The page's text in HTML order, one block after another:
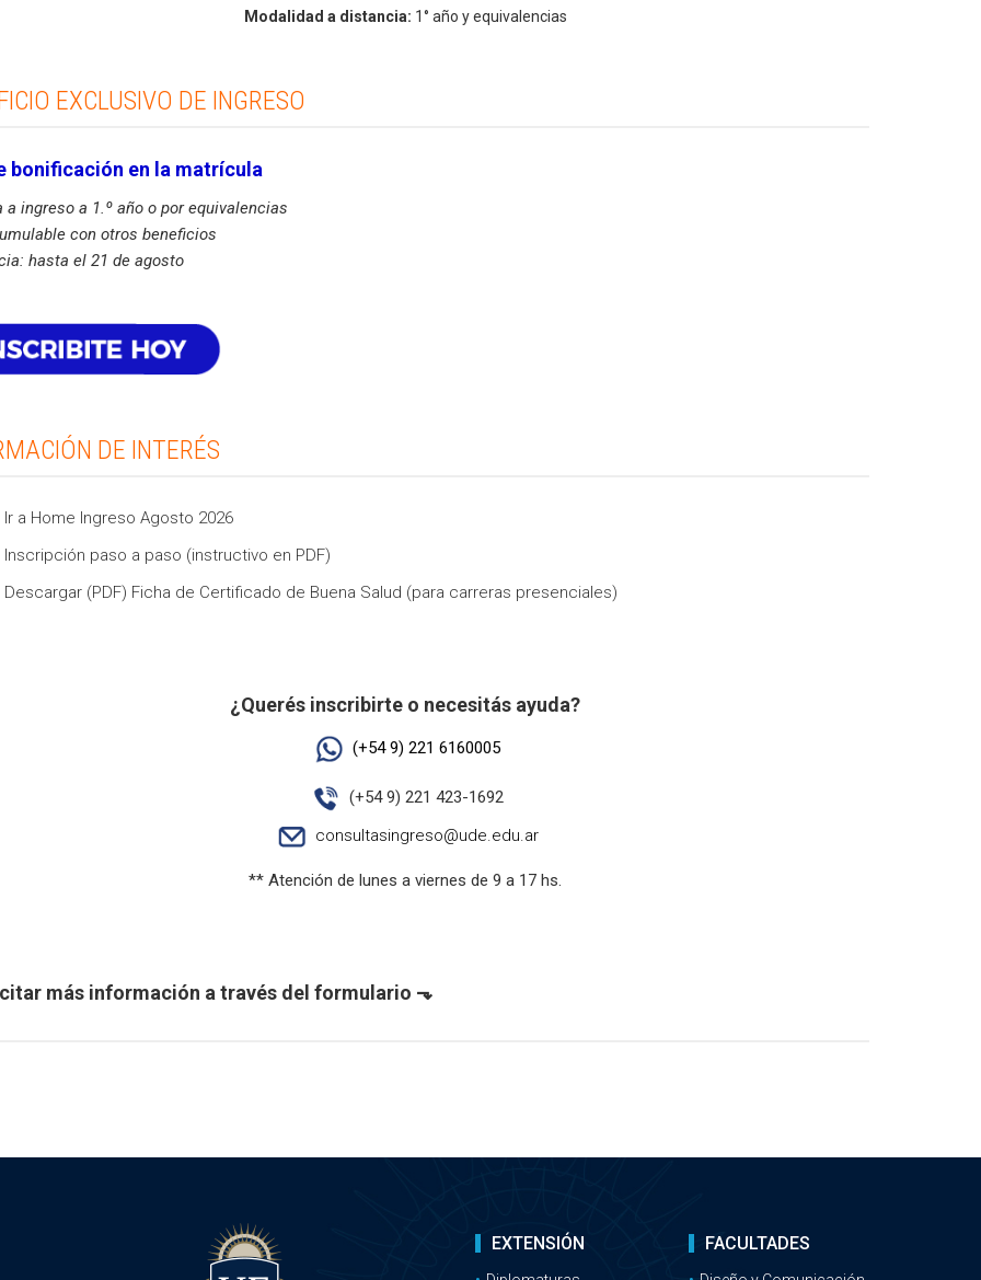
Modalidad a distancia: 1° año y equivalencias
EXCLUSIVO DE INGRESO
bonificación en la matrícula
a ingreso a 1.º año o por equivalencias
con otros beneficios
hasta el 21 de agosto
DE INTERÉS
a Home Ingreso Agosto 2026
paso a paso (instructivo en PDF)
(PDF) Ficha de Certificado de Buena Salud (para carreras presenciales)
¿Querés inscribirte o necesitás ayuda?
(+54 9) 221 6160005
(+54 9) 221 423-1692
consultasingreso@ude.edu.ar
** Atención de lunes a viernes de 9 a 17 hs.
más información a través del formulario ⬎
EXTENSIÓN FACULTADES